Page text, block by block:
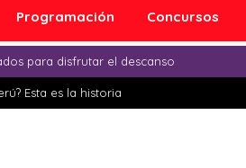
Programación Concursos
para disfrutar el descanso
Esta es la historia